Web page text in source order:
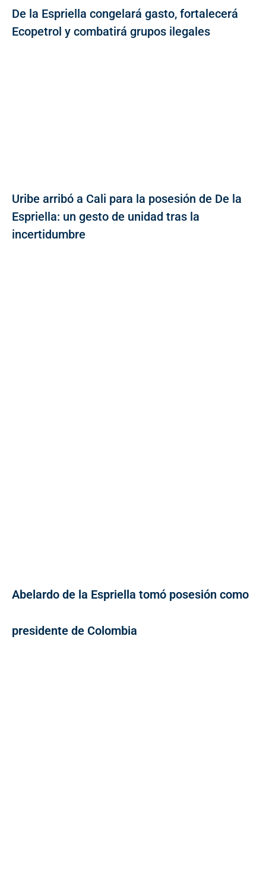
De la Espriella congelará gasto, fortalecerá
Ecopetrol y combatirá grupos ilegales
Uribe arribó a Cali para la posesión de De la
Espriella: un gesto de unidad tras la
incertidumbre
Abelardo de la Espriella tomó posesión como
presidente de Colombia